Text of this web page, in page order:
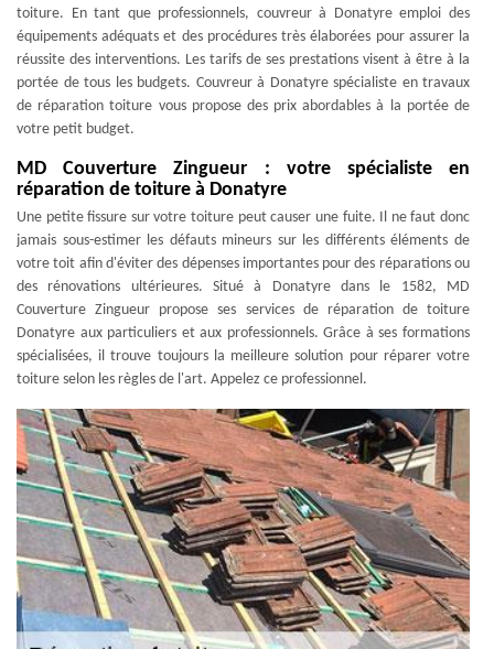
toiture. En tant que professionnels, couvreur à Donatyre emploi des
équipements adéquats et des procédures très élaborées pour assurer la
réussite des interventions. Les tarifs de ses prestations visent à être à la
portée de tous les budgets. Couvreur à Donatyre spécialiste en travaux
de réparation toiture vous propose des prix abordables à la portée de
votre petit budget.
MD Couverture Zingueur : votre spécialiste en
réparation de toiture à Donatyre
Une petite fissure sur votre toiture peut causer une fuite. Il ne faut donc
jamais sous-estimer les défauts mineurs sur les différents éléments de
votre toit afin d'éviter des dépenses importantes pour des réparations ou
des rénovations ultérieures. Situé à Donatyre dans le 1582, MD
Couverture Zingueur propose ses services de réparation de toiture
Donatyre aux particuliers et aux professionnels. Grâce à ses formations
spécialisées, il trouve toujours la meilleure solution pour réparer votre
toiture selon les règles de l'art. Appelez ce professionnel.